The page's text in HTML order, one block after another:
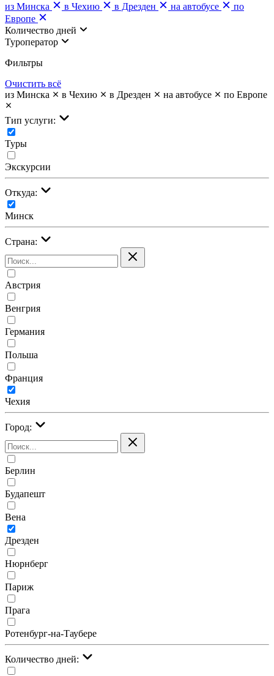
из Минска
в Чехию в Дрезден на автобусе
по
Европе
Количество дней
Туроператор
Фильтры
Очистить всё
из Минска
в Чехию в Дрезден на автобусе по Европе
Тип услуги:
Туры
Экскурсии
Откуда:
Минск
Страна:
Австрия
Венгрия
Германия
Польша
Франция
Чехия
Город:
Берлин
Будапешт
Вена
Дрезден
Нюрнберг
Париж
Прага
Ротенбург-на-Таубере
Количество дней: